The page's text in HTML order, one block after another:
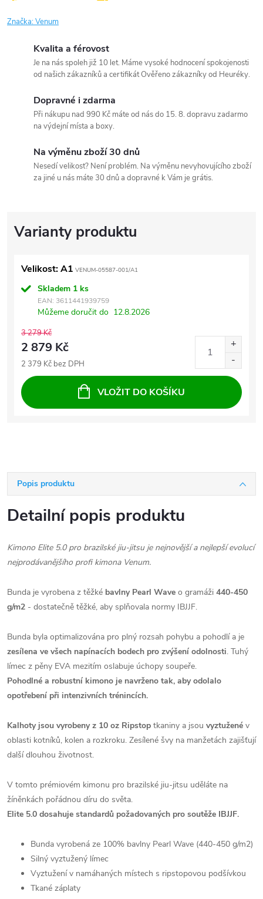
Značka:Venum
Kvalita a férovost
Je na nás spoleh již 10 let. Máme vysoké hodnocení spokojenosti
od našich zákazníků a certifikát Ověřeno zákazníky od Heuréky.
Dopravné i zdarma
Při nákupu nad 990 Kč máte od nás do 15. 8. dopravu zadarmo
na výdejní místa a boxy.
Na výměnu zboží 30 dnů
Nesedí velikost? Není problém. Na výměnu nevyhovujícího zboží
za jiné u nás máte 30 dnů a dopravné k Vám je grátis.
Velikost: A1 VENUM-05587-001/A1
Skladem 1 ks
EAN: 3611441939759
Můžeme doručit do 12.8.2026
3 279 Kč
2 879 Kč
2 379 Kč bez DPH
VLOŽIT DO KOŠÍKU
Popis produktu
Detailní popis produktu
Kimono Elite 5.0 pro brazilské jiu-jitsu je nejnovější a nejlepší evolucí
nejprodávanějšího profi kimona Venum.
Bunda je vyrobena z těžké bavlny Pearl Wave o gramáži 440-450
g/m2 - dostatečně těžké, aby splňovala normy IBJJF.
Bunda byla optimalizována pro plný rozsah pohybu a pohodlí a je
zesílena ve všech napínacích bodech pro zvýšení odolnosti. Tuhý
límec z pěny EVA mezitím oslabuje úchopy soupeře.
Pohodlné a robustní kimono je navrženo tak, aby odolalo
opotřebení při intenzivních trénincích.
Kalhoty jsou vyrobeny z 10 oz Ripstop tkaniny a jsou vyztužené v
oblasti kotníků, kolen a rozkroku. Zesílené švy na manžetách zajišťují
další dlouhou životnost.
V tomto prémiovém kimonu pro brazilské jiu-jitsu uděláte na
žíněnkách pořádnou díru do světa.
Elite 5.0 dosahuje standardů požadovaných pro soutěže IBJJF.
Bunda vyrobená ze 100% bavlny Pearl Wave (440-450 g/m2)
Silný vyztužený límec
Vyztužení v namáhaných místech s ripstopovou podšívkou
Tkané záplaty